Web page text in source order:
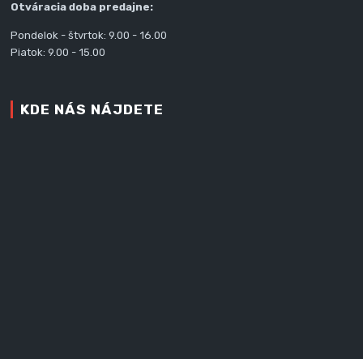
Otváracia doba predajne:
Pondelok - štvrtok: 9.00 - 16.00
Piatok: 9.00 - 15.00
KDE NÁS NÁJDETE